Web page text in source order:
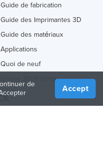
Guide de fabrication
Guide des Imprimantes 3D
Guide des matériaux
Applications
Quoi de neuf
Online 3D Printing
de
Accept